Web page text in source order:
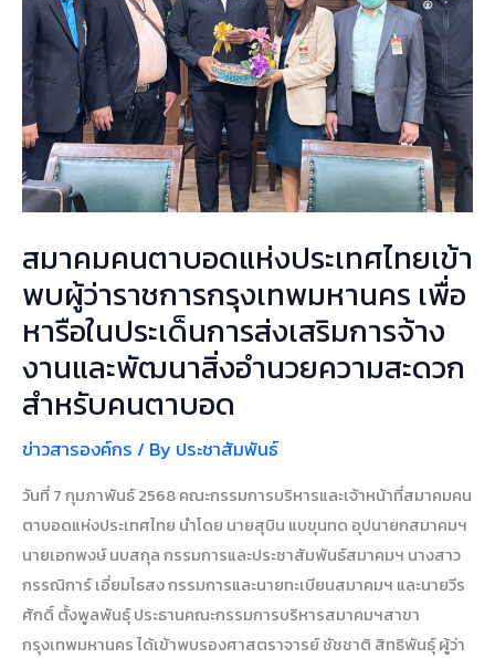
สมาคมคนตาบอดแห่งประเทศไทยเข้า
พบผู้ว่าราชการกรุงเทพมหานคร เพื่อ
หารือในประเด็นการส่งเสริมการจ้าง
งานและพัฒนาสิ่งอำนวยความสะดวก
สำหรับคนตาบอด
ข่าวสารองค์กร / By ประชาสัมพันธ์
วันที่ 7 กุมภาพันธ์ 2568 คณะกรรมการบริหารและเจ้าหน้าที่สมาคมคน
ตาบอดแห่งประเทศไทย นำโดย นายสุบิน แบขุนทด อุปนายกสมาคมฯ
นายเอกพงษ์ นบสกุล กรรมการและประชาสัมพันธ์สมาคมฯ นางสาว
กรรณิการ์ เอี่ยมไธสง กรรมการและนายทะเบียนสมาคมฯ และนายวีร
ศักดิ์ ตั้งพูลพันธุ์ ประธานคณะกรรมการบริหารสมาคมฯสาขา
กรุงเทพมหานคร ได้เข้าพบรองศาสตราจารย์ ชัชชาติ สิทธิพันธุ์ ผู้ว่า
ว่า
ราชการ
กรุงเทพมหานคร
เพื่อ
หารือ
ประเด็น
ส่ง
การ
จ้าง
งาน
และ
สิ่ง
อำนวย
ความ
สะดวก
สำหรับ
คน
ตาบอด